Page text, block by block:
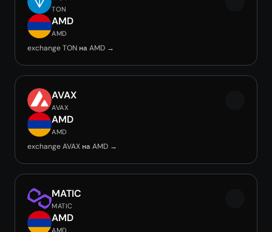
TON
AMD
AMD
exchange TON на AMD →
AVAX
AVAX
AMD
AMD
exchange AVAX на AMD →
MATIC
MATIC
AMD
AMD